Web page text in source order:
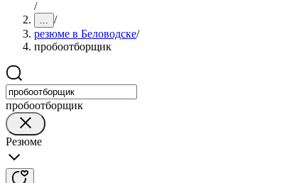
/
... /
резюме в Беловодске/
пробоотборщик
пробоотборщик
Резюме